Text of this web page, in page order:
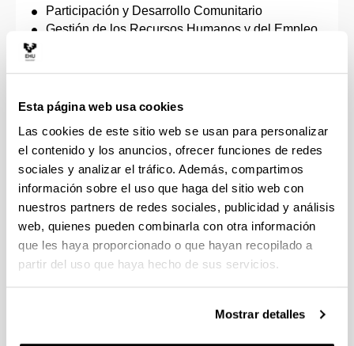
Esta página web usa cookies
Las cookies de este sitio web se usan para personalizar
el contenido y los anuncios, ofrecer funciones de redes
sociales y analizar el tráfico. Además, compartimos
información sobre el uso que haga del sitio web con
nuestros partners de redes sociales, publicidad y análisis
web, quienes pueden combinarla con otra información
que les haya proporcionado o que hayan recopilado a
partir del uso que haya hecho de sus servicios.
Mostrar detalles
Participación y Desarrollo Comunitario
Gestión de los Recursos Humanos y del Empleo
Desarrollo y Cooperación Internacional
Globalización y Desarrollo
Economía: Aplicaciones Empíricas y Políticas /
Master in Economics: Empirical Applications and
Policies
Formación del Profesorado de Educación
Secundaria Obligatoria y Bachillerato, Formación
Profesional y Enseñanzas de Idiomas
Dirección de Proyectos
Estudios Feministas y de Género